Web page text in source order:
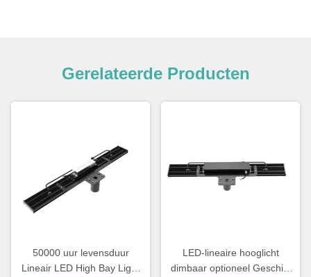
Gerelateerde Producten
50000 uur levensduur
Lineair LED High Bay Light
LED-lineaire hooglicht
dimbaar optioneel Geschikt